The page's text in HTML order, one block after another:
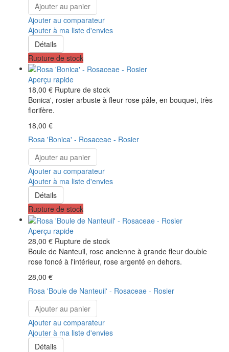
Ajouter au panier
Ajouter au comparateur
Ajouter à ma liste d'envies
Détails
Rupture de stock
Aperçu rapide
18,00 € Rupture de stock
Bonica', rosier arbuste à fleur rose pâle, en bouquet, très
florifère.
18,00 €
Rosa 'Bonica' - Rosaceae - Rosier
Ajouter au panier
Ajouter au comparateur
Ajouter à ma liste d'envies
Détails
Rupture de stock
Aperçu rapide
28,00 € Rupture de stock
Boule de Nanteuil, rose ancienne à grande fleur double
rose foncé à l'intérieur, rose argenté en dehors.
28,00 €
Rosa 'Boule de Nanteuil' - Rosaceae - Rosier
Ajouter au panier
Ajouter au comparateur
Ajouter à ma liste d'envies
Détails